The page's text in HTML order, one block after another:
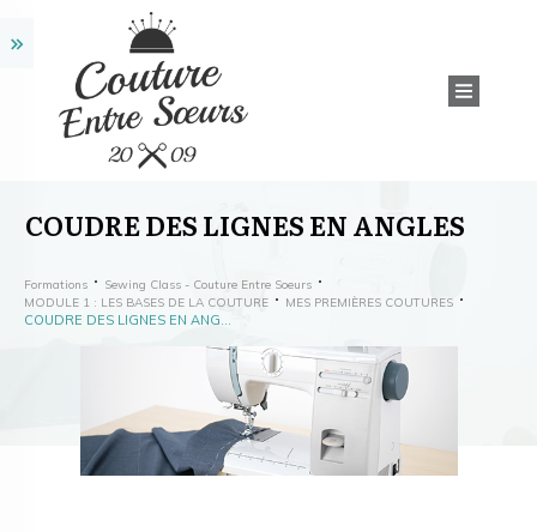
COUDRE DES LIGNES EN ANGLES
Formations
Sewing Class - Couture Entre Soeurs
MODULE 1 : LES BASES DE LA COUTURE
MES PREMIÈRES COUTURES
COUDRE DES LIGNES EN ANGLES